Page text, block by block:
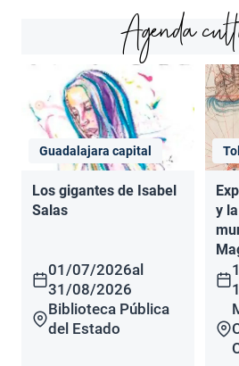
Agenda
Guadalajara capital
Los gigantes de Isabel
Salas
01/07/2026al
31/08/2026
Biblioteca Pública
del Estado
y